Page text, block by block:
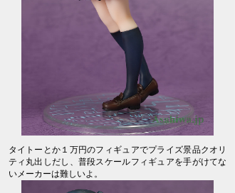
タイトーとか１万円のフィギュアでプライズ景品クオリ
ティ丸出しだし、普段スケールフィギュアを手がけてな
いメーカーは難しいよ。